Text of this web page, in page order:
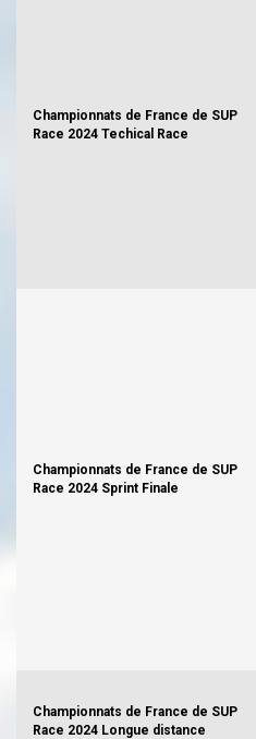
Championnats de France de SUP
Race 2024 Techical Race
Championnats de France de SUP
Race 2024 Sprint Finale
Championnats de France de SUP
Race 2024 Longue distance